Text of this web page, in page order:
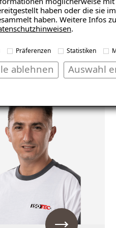
haben oder die sie
haben. Weitere Infos
.
Präferenzen Statistiken
Auswahl
ablehnen